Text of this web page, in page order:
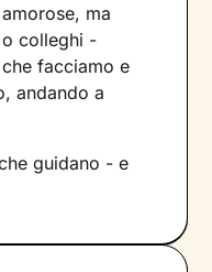
ma
o colleghi -
che facciamo e
andando a
guidano - e
chi sei, per
una luce